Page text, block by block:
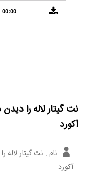
Audio
Player
00:00
نت گیتار لاله را
آکورد
نام : نت گیتار لاله
آکورد